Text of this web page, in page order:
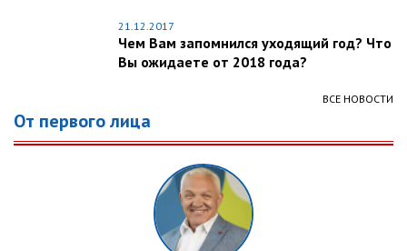
21.12.2017
Чем Вам запомнился уходящий год? Что
Вы ожидаете от 2018 года?
ВСЕ НОВОСТИ
От первого лица